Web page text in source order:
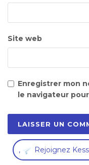
Site web
Enregistrer mon
le navigateur
, Rejoignez